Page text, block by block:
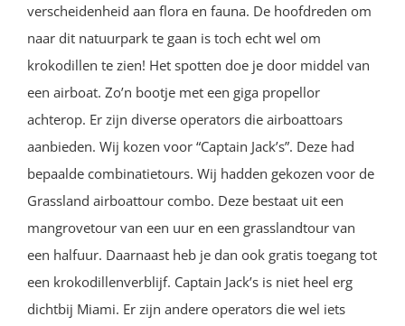
verscheidenheid aan flora en fauna. De hoofdreden om
naar dit natuurpark te gaan is toch echt wel om
krokodillen te zien! Het spotten doe je door middel van
een airboat. Zo’n bootje met een giga propellor
achterop. Er zijn diverse operators die airboattoars
aanbieden. Wij kozen voor “Captain Jack’s”. Deze had
bepaalde combinatietours. Wij hadden gekozen voor de
Grassland airboattour combo. Deze bestaat uit een
mangrovetour van een uur en een grasslandtour van
een halfuur. Daarnaast heb je dan ook gratis toegang tot
een krokodillenverblijf. Captain Jack’s is niet heel erg
dichtbij Miami. Er zijn andere operators die wel iets